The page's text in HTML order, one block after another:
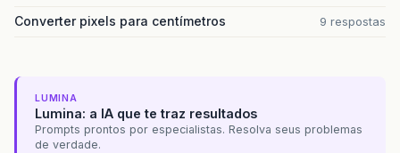
Converter pixels para centímetros 9 respostas
LUMINA
Lumina: a IA que te traz resultados
Prompts prontos por especialistas. Resolva seus problemas
de verdade.